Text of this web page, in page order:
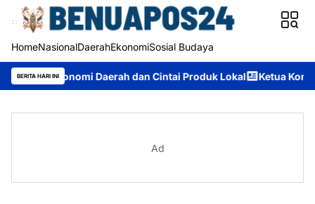
HomeNasionalDaerahEkonomiSosial Budaya
BERITA HARI INIDaerah dan Cintai Produk Lokal Ketua Komisi II DPRD
Ad